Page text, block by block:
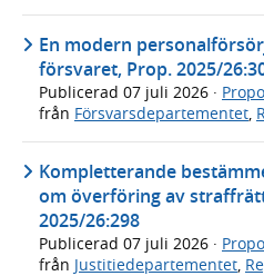
En modern
försvaret, Prop. 2025/
Publicerad 07 juli 2026 ·
från Försvarsdepartementet,
Kompletterande
om överföring av
2025/26:298
Publicerad 07 juli 2026 ·
från Justitiedepartementet,